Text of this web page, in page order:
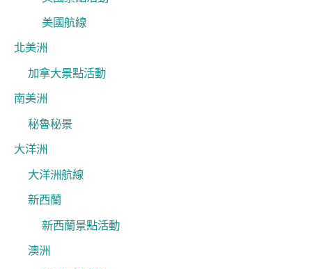
美國航線
北美洲
加拿大景點活動
南美洲
秘魯秘景
大洋洲
大洋洲航線
新西蘭
新西蘭景點活動
澳洲